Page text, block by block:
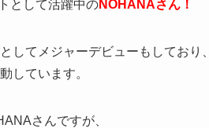
として活躍中のNOHANAさん！
してメジャーデビューもしており、
しています。
さんですが、